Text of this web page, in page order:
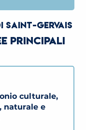
SAINT-GERVAIS
PRINCIPALI
culturale,
naturale e